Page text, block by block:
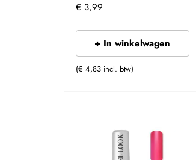
€ 3,99
+ In winkelwagen
(€ 4,83 incl. btw)